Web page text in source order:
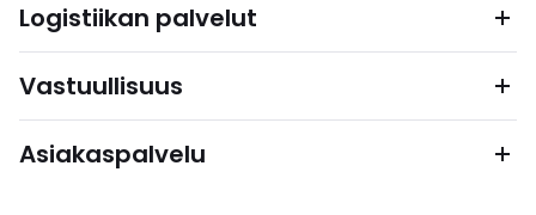
Logistiikan palvelut
Vastuullisuus
Asiakaspalvelu